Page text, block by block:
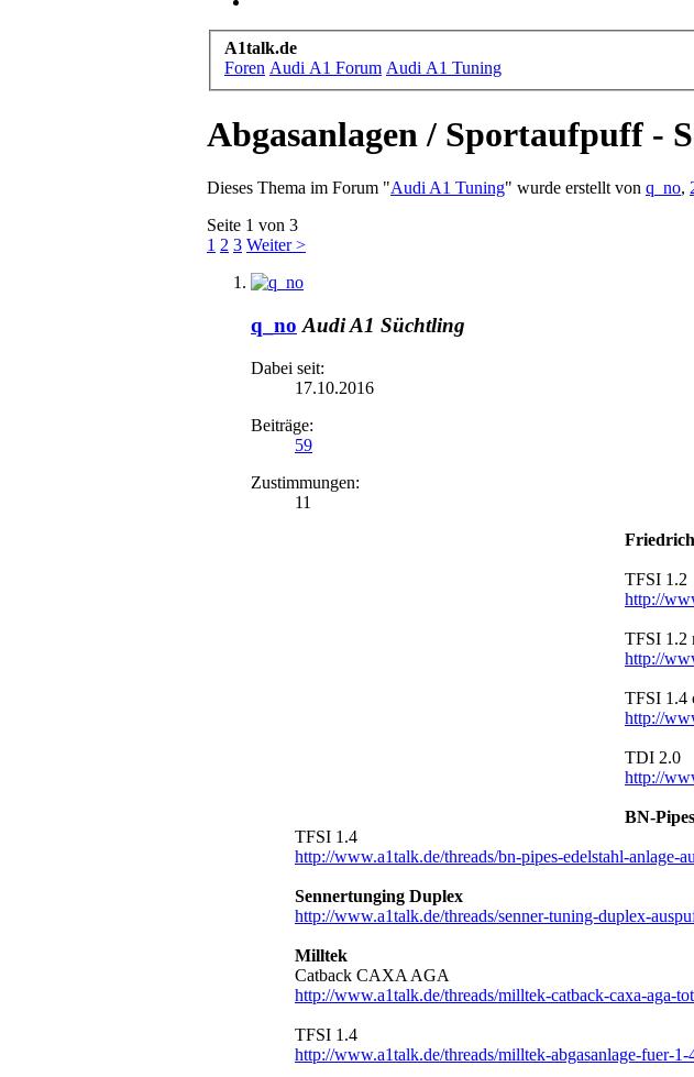
A1talk.de
Foren Audi A1 Forum Audi A1 Tuning
Abgasanlagen / Sportaufpuff -
Dieses Thema im Forum "Audi A1 Tuning" wurde erstellt von q_no,
Seite 1 von 3
1 2 3 Weiter >
q_no Audi A1 Süchtling
Dabei seit:
17.10.2016
Beiträge:
59
Zustimmungen:
11
TFSI 1.2
http://
TFSI 1.2
http://
TFSI 1.4
http://
TDI 2.0
http://
BN-
TFSI 1.4
http://www.a1talk.de/threads/bn-pipes-edelstahl-anlage-
Sennertunging Duplex
http://www.a1talk.de/threads/senner-tuning-duplex-
Milltek
Catback CAXA AGA
http://www.a1talk.de/threads/milltek-catback-caxa-aga-
TFSI 1.4
http://www.a1talk.de/threads/milltek-abgasanlage-fuer-